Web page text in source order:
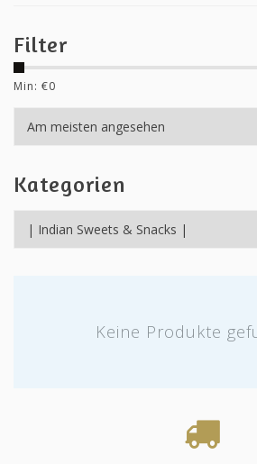
Filter
Min: €0
Kategorien
Keine Produkte